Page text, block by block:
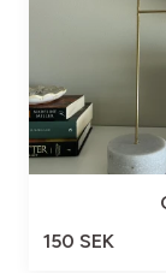
150 SEK